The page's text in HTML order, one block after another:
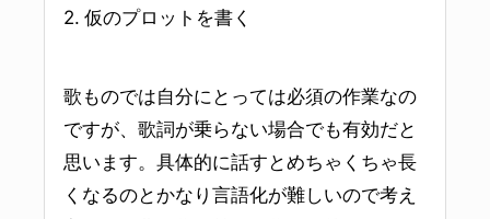
2. 仮のプロットを書く
歌ものでは自分にとっては必須の作業なの
ですが、歌詞が乗らない場合でも有効だと
思います。具体的に話すとめちゃくちゃ長
くなるのとかなり言語化が難しいので考え